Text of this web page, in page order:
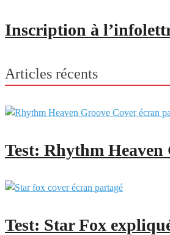
Inscription à
Articles récents
Test: Rhythm
Test: Star Fox